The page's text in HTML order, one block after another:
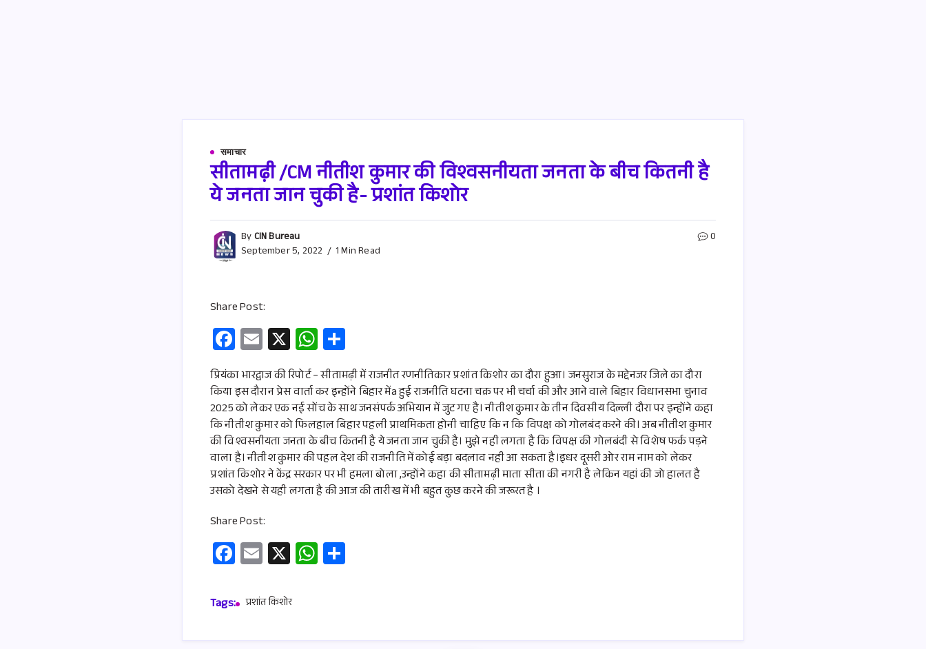
समाचार
सीतामढ़ी /CM नीतीश कुमार की विश्वसनीयता जनता के बीच कितनी है
ये जनता जान चुकी है- प्रशांत किशोर
ByCIN Bureau
September 5, 2022
1 Min Read
0
Share Post:
Fa
ce
b
o
o
k
E
m
ail
X W
h
at
s
A
p
p
h
ar
e
प्रियंका भारद्वाज की रिपोर्ट – सीतामढ़ी में राजनीत रणनीतिकार प्रशांत किशोर का दौरा हुआ। जनसुराज के मद्देनजर जिले का दौरा
किया इस दौरान प्रेस वार्ता कर इन्होंने बिहार मेंa हुई राजनीति घटना चक्र पर भी चर्चा की और आने वाले बिहार विधानसभा चुनाव
2025 को लेकर एक नई सोंच के साथ जनसंपर्क अभियान में जुट गए है। नीतीश कुमार के तीन दिवसीय दिल्ली दौरा पर इन्होंने कहा
कि नीतीश कुमार को फिलहाल बिहार पहली प्राथमिकता होनी चाहिए कि न कि विपक्ष को गोलबंद करने की। अब नीतीश कुमार
की विश्वसनीयता जनता के बीच कितनी है ये जनता जान चुकी है। मुझे नही लगता है कि विपक्ष की गोलबंदी से विशेष फर्क पड़ने
वाला है। नीतीश कुमार की पहल देश की राजनीति में कोई बड़ा बदलाव नही आ सकता है।इधर दूसरी ओर राम नाम को लेकर
प्रशांत किशोर ने केंद्र सरकार पर भी हमला बोला ,उन्होंने कहा की सीतामढ़ी माता सीता की नगरी है लेकिन यहां की जो हालत है
उसको देखने से यही लगता है की आज की तारीख में भी बहुत कुछ करने की जरूरत है ।
Share Post:
Fa
ce
b
E
m
ail
X W
h
Tags: प्रशांत किशोर